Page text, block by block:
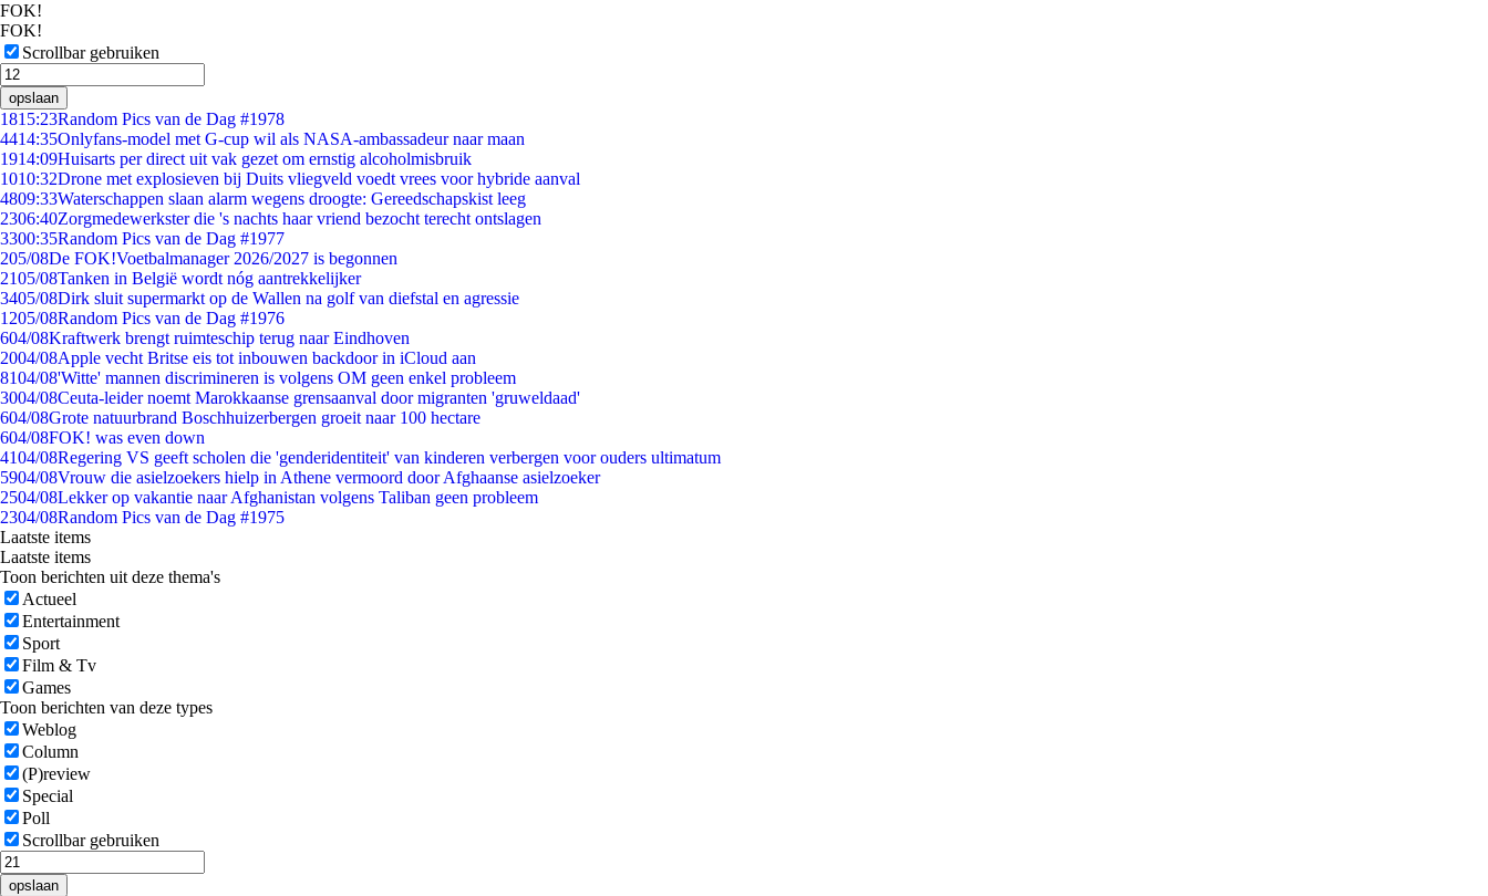
FOK!
FOK!
Scrollbar gebruiken
opslaan
1815:23Random Pics van de Dag #1978
4414:35Onlyfans-model met G-cup wil als NASA-ambassadeur naar maan
1914:09Huisarts per direct uit vak gezet om ernstig alcoholmisbruik
1010:32Drone met explosieven bij Duits vliegveld voedt vrees voor hybride aanval
4809:33Waterschappen slaan alarm wegens droogte: Gereedschapskist leeg
2306:40Zorgmedewerkster die 's nachts haar vriend bezocht terecht ontslagen
3300:35Random Pics van de Dag #1977
205/08De FOK!Voetbalmanager 2026/2027 is begonnen
2105/08Tanken in België wordt nóg aantrekkelijker
3405/08Dirk sluit supermarkt op de Wallen na golf van diefstal en agressie
1205/08Random Pics van de Dag #1976
604/08Kraftwerk brengt ruimteschip terug naar Eindhoven
2004/08Apple vecht Britse eis tot inbouwen backdoor in iCloud aan
8104/08'Witte' mannen discrimineren is volgens OM geen enkel probleem
3004/08Ceuta-leider noemt Marokkaanse grensaanval door migranten 'gruweldaad'
604/08Grote natuurbrand Boschhuizerbergen groeit naar 100 hectare
604/08FOK! was even down
4104/08Regering VS geeft scholen die 'genderidentiteit' van kinderen verbergen voor ouders ultimatum
5904/08Vrouw die asielzoekers hielp in Athene vermoord door Afghaanse asielzoeker
2504/08Lekker op vakantie naar Afghanistan volgens Taliban geen probleem
2304/08Random Pics van de Dag #1975
Laatste items
Laatste items
Toon berichten uit deze thema's
Actueel
Entertainment
Sport
Film & Tv
Games
Toon berichten van deze types
Weblog
Column
(P)review
Special
Poll
Scrollbar gebruiken
opslaan